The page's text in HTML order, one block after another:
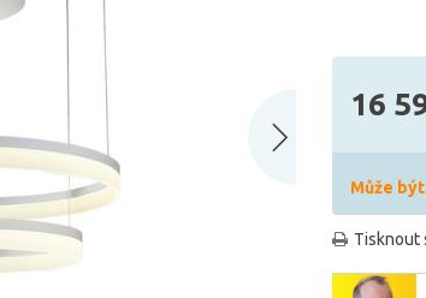
16
Může být
Tisknout